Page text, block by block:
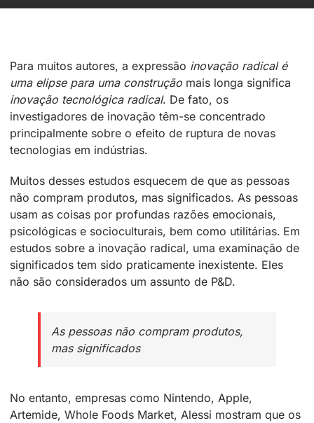
Para muitos autores, a expressão inovação radical é
uma elipse para uma construçãomais longa significa
inovação tecnológica radical. De fato, os
investigadores de inovação têm-se concentrado
principalmente sobre o efeito de ruptura de novas
tecnologias em indústrias.
Muitos desses estudos esquecem de que as pessoas
não compram produtos, mas significados. As pessoas
usam as coisas por profundas razões emocionais,
psicológicas e socioculturais, bem como utilitárias. Em
estudos sobre a inovação radical, uma examinação de
significados tem sido praticamente inexistente. Eles
não são considerados um assunto de P&D.
As pessoas não compram produtos,
mas significados
No entanto, empresas como Nintendo, Apple,
Artemide, Whole Foods Market, Alessi mostram que os